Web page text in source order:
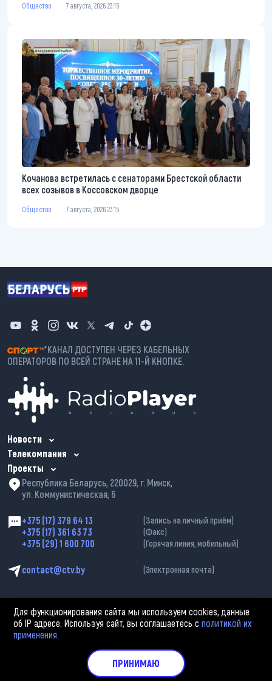
Общество 7 августа, 2026 23:15
Кочанова встретилась с сенаторами Брестской области
всех созывов в Коссовском дворце
Общество 7 августа, 2026 23:15
*КАНАЛ ДОСТУПЕН ЧЕРЕЗ КАБЕЛЬНЫХ
ОПЕРАТОРОВ ПО ВСЕЙ СТРАНЕ НА 11-Й КНОПКЕ.
Новости
Телекомпания
Проекты
Республика Беларусь, 220029, г. Минск,
ул. Коммунистическая, 6
+375 (17) 379 64 13 (Запись на личный приём)
+375 (17) 361 63 73 (Факс)
+375 (29) 1 600 700 (Горячая линия, мобильный)
contact@ctv.by (Электронная почта)
2002—2026 © ЗАО «Столичное телевидение». При любом использовании
материалов активная гиперссылка на «belarus-news.by» обязательна.
Политика обработки персональных данных
Для функционирования сайта мы используем cookies, данные
об IP адресе. Используя сайт, вы соглашаетесь сполитикой их
применения.
ПРИНИМАЮ